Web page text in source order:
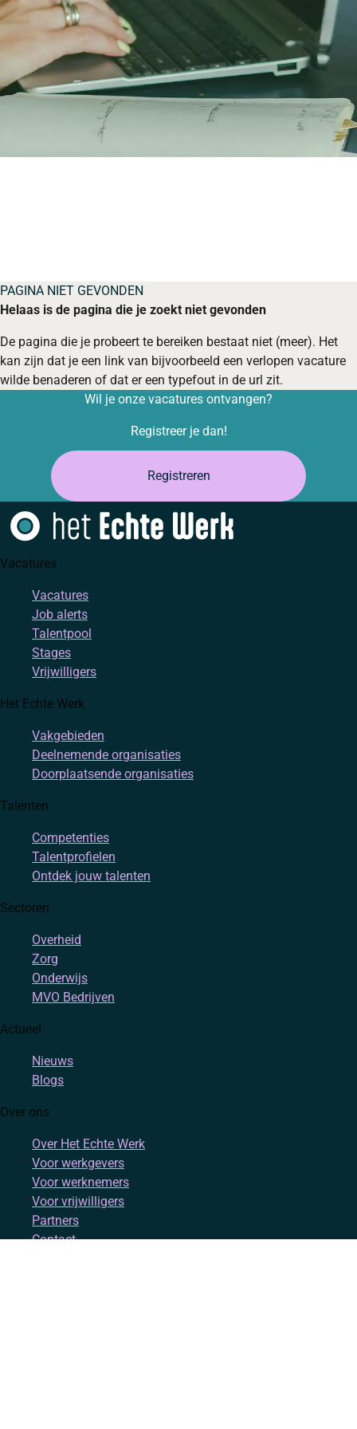
PAGINA NIET GEVONDEN
Helaas is de pagina die je zoekt niet gevonden
De pagina die je probeert te bereiken bestaat niet (meer). Het
kan zijn dat je een link van bijvoorbeeld een verlopen vacature
wilde benaderen of dat er een typefout in de url zit.
Wil je onze vacatures ontvangen?
Registreer je dan!
Registreren
Vacatures
Vacatures
Job alerts
Talentpool
Stages
Vrijwilligers
Het Echte Werk
Vakgebieden
Deelnemende organisaties
Doorplaatsende organisaties
Talenten
Competenties
Talentprofielen
Ontdek jouw talenten
Sectoren
Overheid
Zorg
Onderwijs
MVO Bedrijven
Actueel
Nieuws
Blogs
Over ons
Over Het Echte Werk
Voor werkgevers
Voor werknemers
Voor vrijwilligers
Partners
Contact